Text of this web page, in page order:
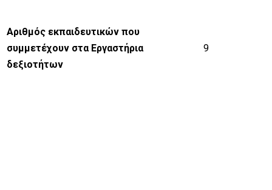
Αριθμός εκπαιδευτικών που
συμμετέχουν στα Εργαστήρια
δεξιοτήτων
9